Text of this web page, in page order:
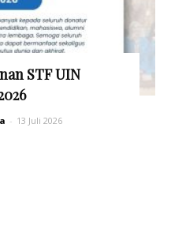
STF UIN
- 13 Juli 2026